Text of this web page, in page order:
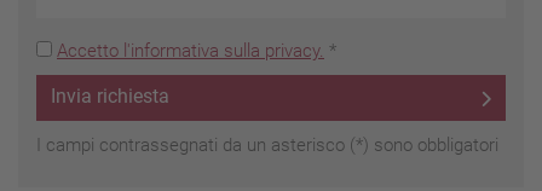
Accetto l'informativa sulla privacy. *
Invia richiesta
I campi contrassegnati da un asterisco (*) sono obbligatori